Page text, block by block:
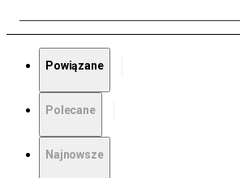
Powiązane
Polecane
Najnowsze